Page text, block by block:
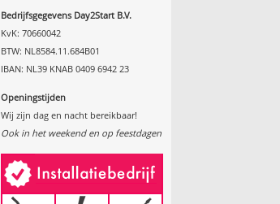
Bedrijfsgegevens Day2Start B.V.
KvK: 70660042
BTW: NL8584.11.684B01
IBAN: NL39 KNAB 0409 6942 23
Openingstijden
Wij zijn dag en nacht bereikbaar!
Ook in het weekend en op feestdagen